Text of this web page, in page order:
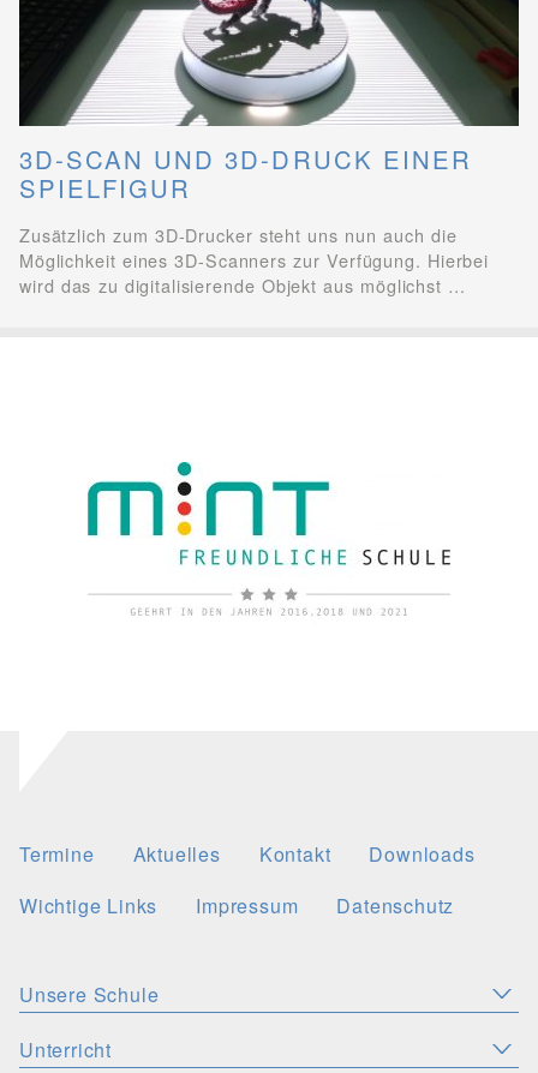
3D-SCAN UND 3D-DRUCK EINER
SPIELFIGUR
Zusätzlich zum 3D-Drucker steht uns nun auch die
Möglichkeit eines 3D-Scanners zur Verfügung. Hierbei
wird das zu digitalisierende Objekt aus möglichst …
Termine Aktuelles Kontakt
Downloads
Wichtige Links
Impressum Datenschutz
Unsere Schule
Aktuelles
KONZEPTE
Unterricht